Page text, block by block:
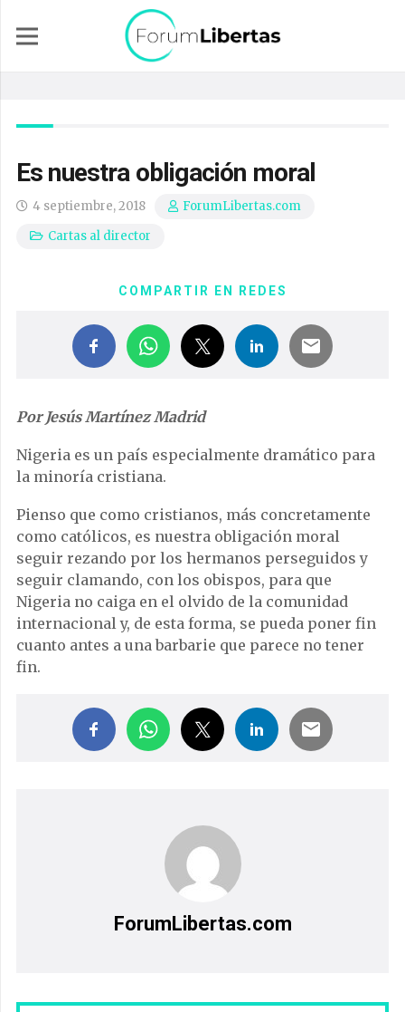
Es nuestra obligación moral
4 septiembre, 2018
ForumLibertas.com
Cartas al director
COMPARTIR EN REDES
Por Jesús Martínez Madrid
Nigeria es un país especialmente dramático para
la minoría cristiana.
Pienso que como cristianos, más concretamente
como católicos, es nuestra obligación moral
seguir rezando por los hermanos perseguidos y
seguir clamando, con los obispos, para que
Nigeria no caiga en el olvido de la comunidad
internacional y, de esta forma, se pueda poner fin
cuanto antes a una barbarie que parece no tener
fin.
ForumLibertas.com